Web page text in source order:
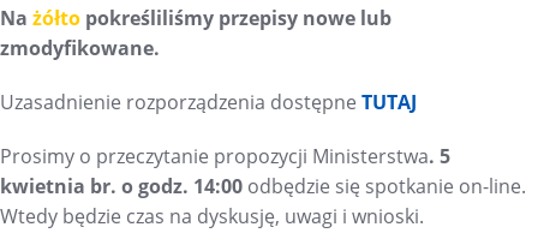
Na żółto pokreśliliśmy przepisy nowe lub
zmodyfikowane.
Uzasadnienie rozporządzenia dostępne TUTAJ
Prosimy o przeczytanie propozycji Ministerstwa. 5
kwietnia br. o godz. 14:00 odbędzie się spotkanie on-line.
Wtedy będzie czas na dyskusję, uwagi i wnioski.